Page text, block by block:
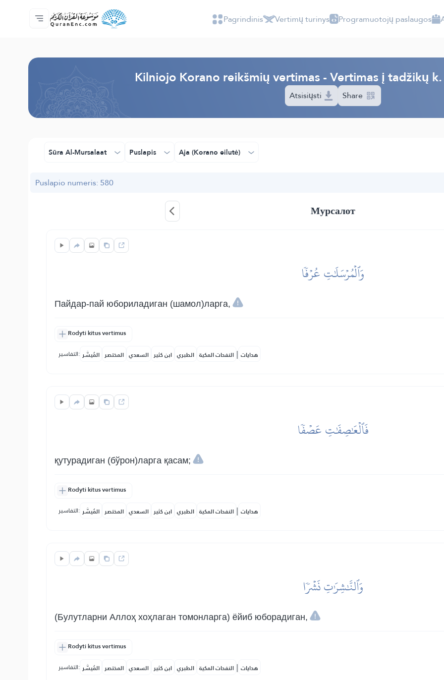
Pagrindinis
Vertimų turinys
Audio
Programuotojų paslaugos - API
Apie projektą
Susisiekite su mumis
Kalba Pagrindinis Vertimų turinys Programuotojų paslaugos
Kilniojo Korano reikšmių vertimas - Vertimas į tadžikų
Atsisiųsti Share
Sūra Al-Mursalaat Puslapis Aja (Korano eilutė)
Puslapio numeris: 580
Мурсалот
وَٱلۡمُرۡسَلَٰتِ عُرۡفٗا
Пайдар-пай юбориладиган (шамол)ларга,
Rodyti kitus vertimus
التفاسير: المُيسَّر المختصر السعدي ابن كثير الطبري النفحات المكية | هدايات
فَٱلۡعَٰصِفَٰتِ عَصۡفٗا
қутурадиган (бўрон)ларга қасам;
Rodyti kitus vertimus
التفاسير: المُيسَّر المختصر السعدي ابن كثير الطبري النفحات المكية | هدايات
وَٱلنَّٰشِرَٰتِ نَشۡرٗا
(Булутларни Аллоҳ хоҳлаган томонларга) ёйиб юборадиган,
Rodyti kitus vertimus
التفاسير: المُيسَّر المختصر السعدي ابن كثير الطبري النفحات المكية | هدايات